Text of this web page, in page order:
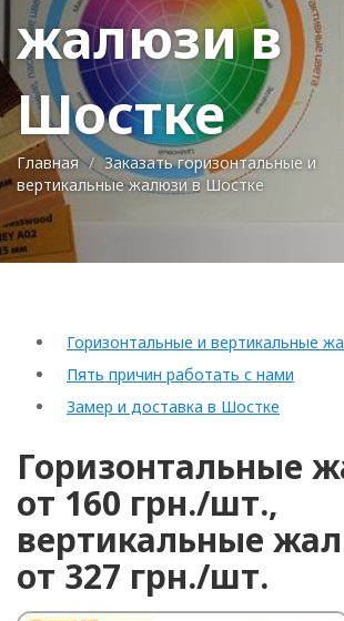
Рулонные
жалюзи в
Шостке
Главная
Заказать горизонтальные и
вертикальные жалюзи в Шостке
Горизонтальные и вертикальные
Пять причин работать с нами
Замер и доставка в Шостке
Горизонтальные
от 160 грн./шт.,
вертикальные
от 327 грн./шт.